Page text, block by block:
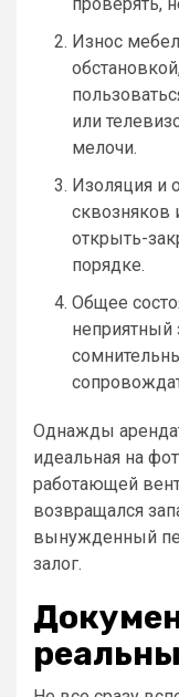
Износ
или
мелочи.
Изоляция и
сквозняков
открыть-
порядке.
Общее
неприятный
Однажды
идеальная на
работающей
возвращался
вынужденный
залог.